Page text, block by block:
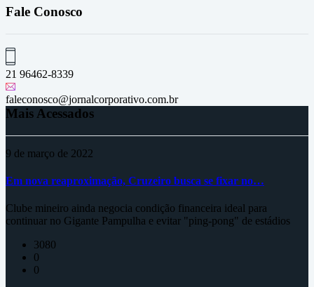
Fale Conosco
21 96462-8339
faleconosco@jornalcorporativo.com.br
Mais Acessados
9 de março de 2022
Em nova reaproximação, Cruzeiro busca se fixar no…
Clube mineiro ainda negocia condição financeira ideal para
continuar no Gigante Pampulha e evitar "ping-pong" de estádios
3080
0
0